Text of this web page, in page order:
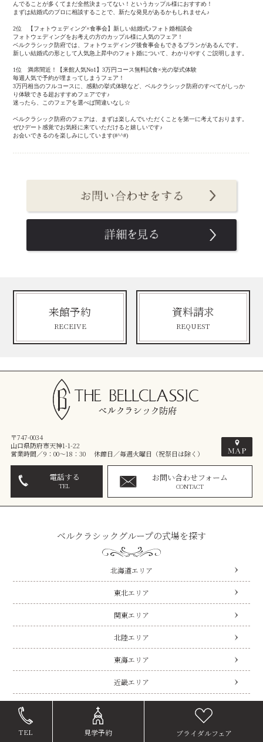
んでることが多くてまだ全然決まってない！というカップル様におすすめ！
まずは結婚式のプロに相談することで、新たな発見があるかもしれません♪
2位 【フォトウェディング×食事会】新しい結婚式♪フォト婚相談会
フォトウェディングをお考えの方のカップル様に人気のフェア！
ベルクラシック防府では、フォトウェディング後食事会もできるプランがあるんです。
新しい結婚式の形として人気急上昇中のフォト婚について、わかりやすくご説明します。
1位 満席間近！【来館人気No1】3万円コース無料試食×光の挙式体験
毎週人気で予約が埋まってしまうフェア！
3万円相当のフルコースに、感動の挙式体験など、ベルクラシック防府のすべてがしっか
り体験できる超おすすめフェアです♪
迷ったら、このフェアを選べば間違いなし☆
ベルクラシック防府のフェアは、まずは楽しんでいただくことを第一に考えております。
ぜひデート感覚でお気軽に来ていただけると嬉しいです♪
お会いできるのを楽しみにしています(#^^#)
来館予約
RECEIVE
資料請求
REQUEST
〒747-0034
山口県防府市天神1-1-22
営業時間／9：00～18：30 休館日／毎週火曜日（祝祭日は除く）
電話する
TEL
お問い合わせフォーム
CONTACT
ベルクラシックグループの式場を探す
北海道エリア
東北エリア
関東エリア
北陸エリア
東海エリア
近畿エリア
TEL 見学予約 ブライダルフェア